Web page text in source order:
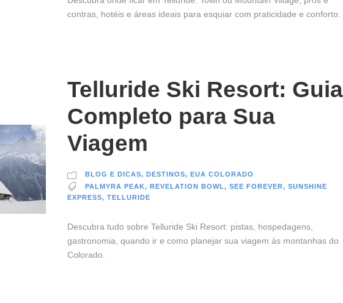
contras, hotéis e áreas ideais para esquiar com praticidade e conforto.
Telluride Ski Resort: Guia
Completo para Sua
Viagem
BLOG E DICAS, DESTINOS, EUA COLORADO
PALMYRA PEAK, REVELATION BOWL, SEE FOREVER, SUNSHINE
EXPRESS, TELLURIDE
Descubra tudo sobre Telluride Ski Resort: pistas, hospedagens,
gastronomia, quando ir e como planejar sua viagem às montanhas do
Colorado.